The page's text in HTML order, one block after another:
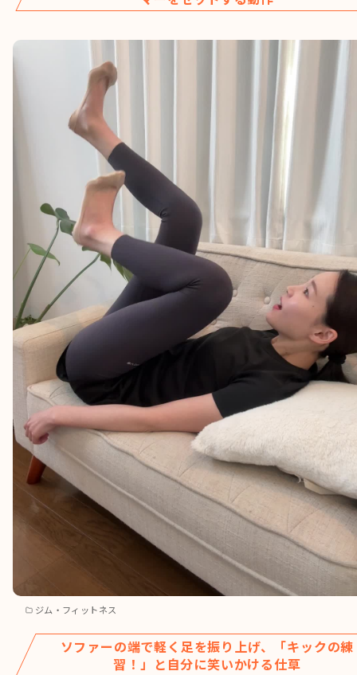
ジム・フィットネス
ソファーの端で軽く足を振り上げ、「キックの練
習！」と自分に笑いかける仕草